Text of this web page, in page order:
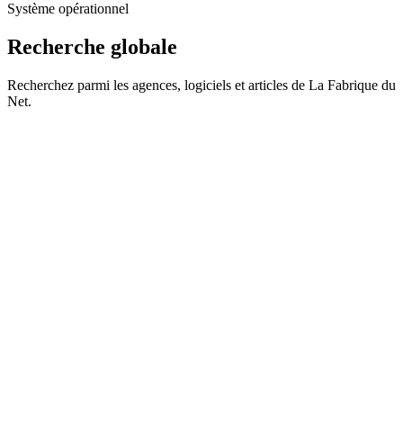
Système opérationnel
Recherche globale
Recherchez parmi les agences, logiciels et articles de La Fabrique du
Net.